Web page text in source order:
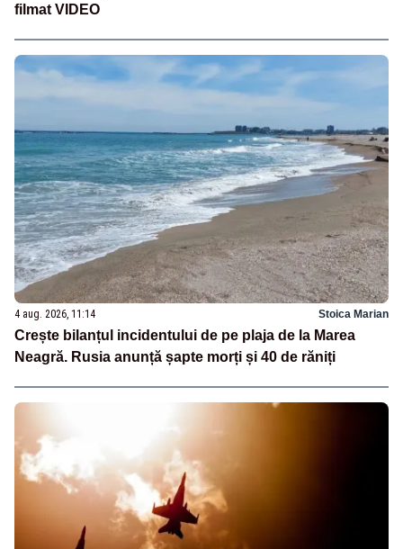
filmat VIDEO
4 aug. 2026, 11:14 Stoica Marian
Crește bilanțul incidentului de pe plaja de la Marea
Neagră. Rusia anunță șapte morți și 40 de răniți